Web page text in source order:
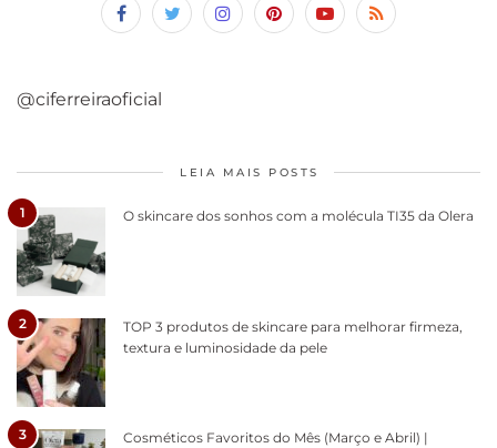
@ciferreiraoficial
LEIA MAIS POSTS
1 O skincare dos sonhos com a molécula TI35 da Olera
2
TOP 3 produtos de skincare para melhorar firmeza,
textura e luminosidade da pele
3
Cosméticos Favoritos do Mês (Março e Abril) |